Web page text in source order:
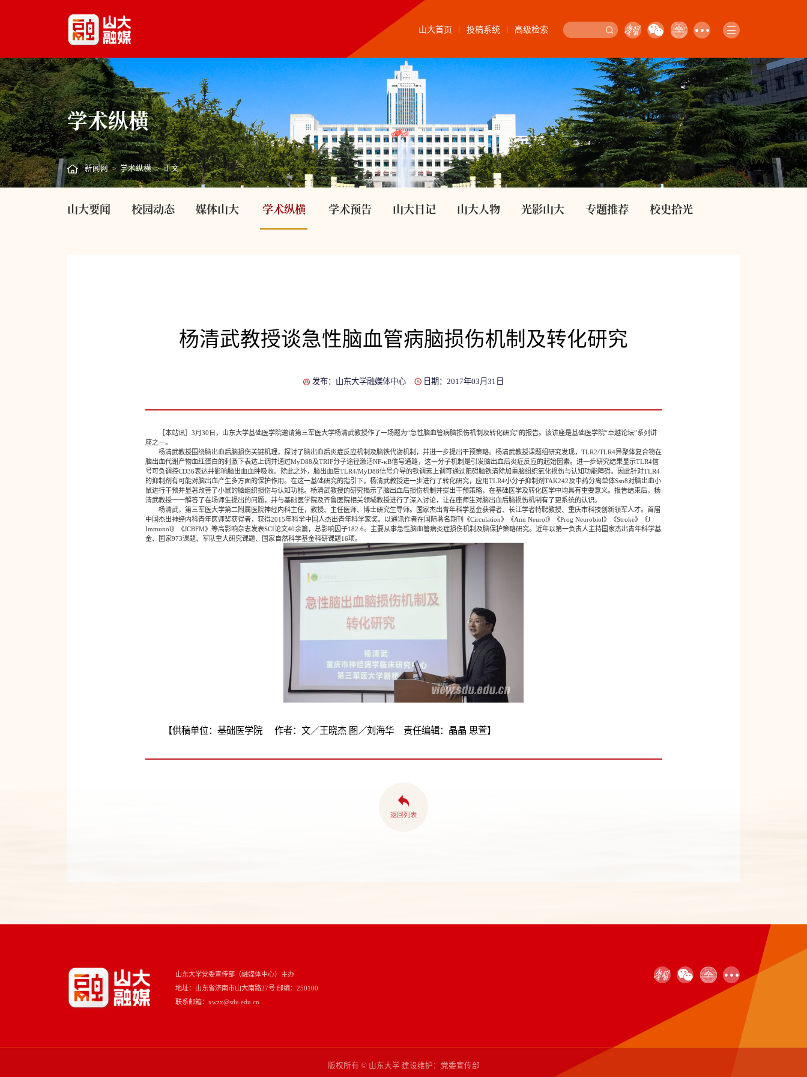
山大首页 投稿系统 高级检索
学术纵横
新闻网 > 学术纵横 > 正文
山大要闻 校园动态 媒体山大 学术纵横 学术预告 山大日记 山大人物 光影山大 专题推荐 校史拾光
杨清武教授谈急性脑血管病脑损伤机制及转化研究
发布：山东大学融媒体中心 日期：2017年03月31日
［本站讯］3月30日，山东大学基础医学院邀请第三军医大学杨清武教授作了一场题为“急性脑血管病脑损伤机制及转化研究”的报告。该讲座是基础医学院“卓越论坛”系列讲
座之一。
杨清武教授围绕脑出血后脑损伤关键机理，探讨了脑出血后炎症反应机制及脑铁代谢机制，并进一步提出干预策略。杨清武教授课题组研究发现，TLR2/TLR4异聚体复合物在
脑出血代谢产物血红蛋白的刺激下表达上调并通过MyD88及TRIF分子途径激活NF-κB信号通路，这一分子机制是引发脑出血后炎症反应的起始因素。进一步研究结果显示TLR4信
号可负调控CD36表达并影响脑出血血肿吸收。除此之外，脑出血后TLR4/MyD88信号介导的铁调素上调可通过阻碍脑铁清除加重脑组织氧化损伤与认知功能障碍。因此针对TLR4
的抑制剂有可能对脑出血产生多方面的保护作用。在这一基础研究的指引下，杨清武教授进一步进行了转化研究，应用TLR4小分子抑制剂TAK242及中药分离单体Ssn8对脑出血小
鼠进行干预并显著改善了小鼠的脑组织损伤与认知功能。杨清武教授的研究揭示了脑出血后损伤机制并提出干预策略，在基础医学及转化医学中均具有重要意义。报告结束后，杨
清武教授一一解答了在场师生提出的问题，并与基础医学院及齐鲁医院相关领域教授进行了深入讨论，让在座师生对脑出血后脑损伤机制有了更系统的认识。
杨清武，第三军医大学第二附属医院神经内科主任，教授、主任医师、博士研究生导师。国家杰出青年科学基金获得者、长江学者特聘教授、重庆市科技创新领军人才。首届
中国杰出神经内科青年医师奖获得者，获得2015年科学中国人杰出青年科学家奖。以通讯作者在国际著名期刊《Circulation》《Ann Neurol》《Prog Neurobiol》《Stroke》《J
Immunol》《JCBFM》等高影响杂志发表SCI论文40余篇，总影响因子182.6。主要从事急性脑血管病炎症损伤机制及脑保护策略研究。近年以第一负责人主持国家杰出青年科学基
金、国家973课题、军队重大研究课题、国家自然科学基金科研课题16项。
【供稿单位：基础医学院 作者：文／王晓杰 图／刘海华 责任编辑：晶晶 思萱】
山东大学党委宣传部（融媒体中心）主办
地址：山东省济南市山大南路27号 邮编：250100
联系邮箱：xwzx@sdu.edu.cn
版权所有 © 山东大学 建设维护：党委宣传部